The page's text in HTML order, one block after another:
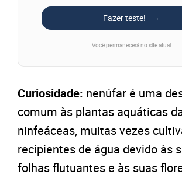
Fazer teste!
Você permanecerá no site atual
Curiosidade: nenúfar é uma
comum às plantas aquáticas
ninfeáceas, muitas vezes
recipientes de água devido às
folhas flutuantes e às suas